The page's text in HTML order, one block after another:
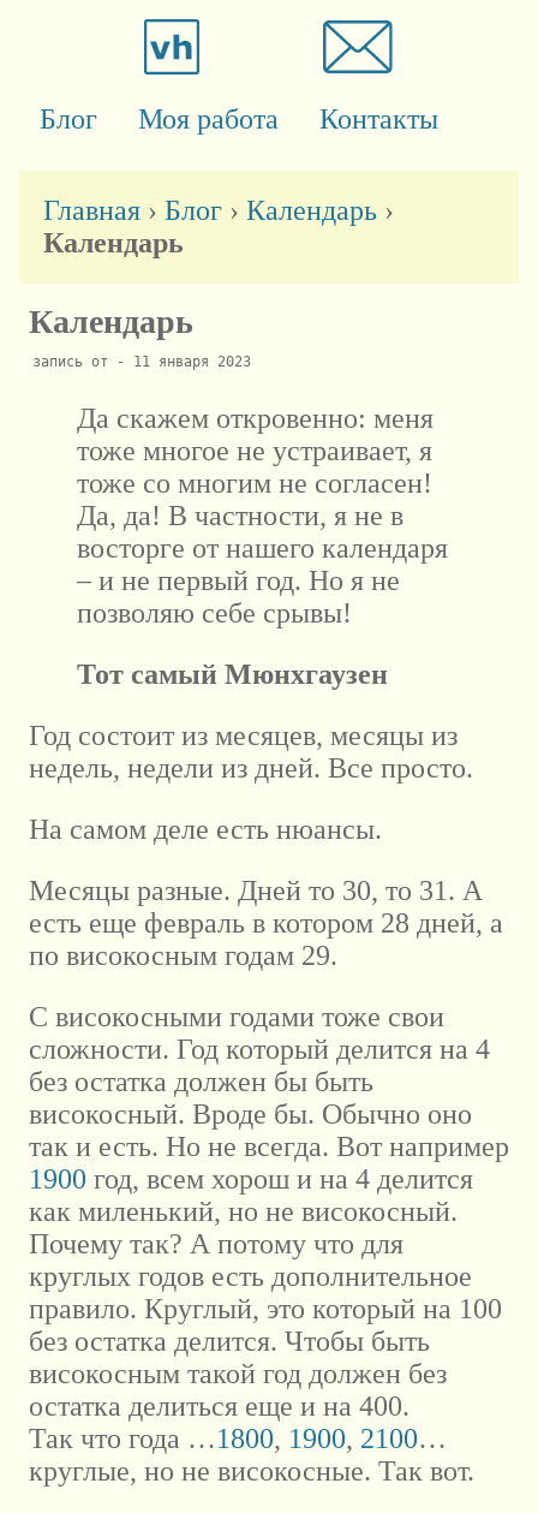
Блог Моя работа Контакты
Главная › Блог › Календарь ›
Календарь
Календарь
запись от - 11 января 2023
Да скажем откровенно: меня
тоже многое не устраивает, я
тоже со многим не согласен!
Да, да! В частности, я не в
восторге от нашего календаря
– и не первый год. Но я не
позволяю себе срывы!
Тот самый Мюнхгаузен
Год состоит из месяцев, месяцы из
недель, недели из дней. Все просто.
На самом деле есть нюансы.
Месяцы разные. Дней то 30, то 31. А
есть еще февраль в котором 28 дней, а
по високосным годам 29.
С високосными годами тоже свои
сложности. Год который делится на 4
без остатка должен бы быть
високосный. Вроде бы. Обычно оно
так и есть. Но не всегда. Вот например
1900 год, всем хорош и на 4 делится
как миленький, но не високосный.
Почему так? А потому что для
круглых годов есть дополнительное
правило. Круглый, это который на 100
без остатка делится. Чтобы быть
високосным такой год должен без
остатка делиться еще и на 400.
Так что года …1800, 1900, 2100…
круглые, но не високосные. Так вот.